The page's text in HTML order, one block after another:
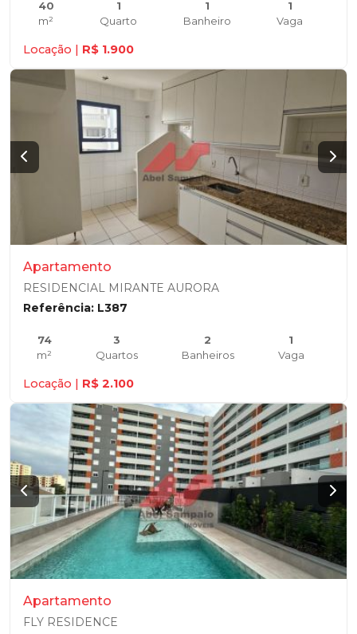
40
m²
1
Quarto
1
Banheiro
1
Vaga
Locação | R$ 1.900
Apartamento
RESIDENCIAL MIRANTE AURORA
Referência: L387
74
m²
3
Quartos
2
Banheiros
1
Vaga
Locação | R$ 2.100
Apartamento
FLY RESIDENCE